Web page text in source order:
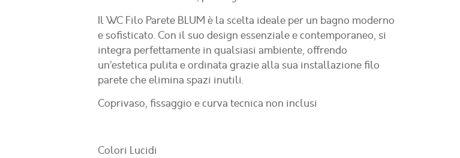
Il WC Filo Parete BLUM è la scelta ideale per un bagno moderno
e sofisticato. Con il suo design essenziale e contemporaneo, si
integra perfettamente in qualsiasi ambiente, offrendo
un’estetica pulita e ordinata grazie alla sua installazione filo
parete che elimina spazi inutili.
Coprivaso, fissaggio e curva tecnica non inclusi
Colori Lucidi